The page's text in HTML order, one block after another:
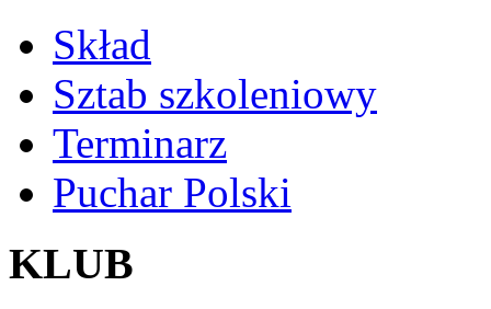
Skład
Sztab szkoleniowy
Terminarz
Puchar Polski
KLUB